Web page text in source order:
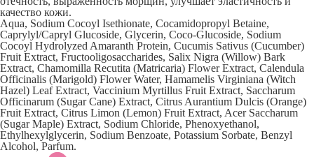
качество кожи.
Aqua, Sodium Cocoyl Isethionate, Cocamidopropyl Betaine,
Caprylyl/Capryl Glucoside, Glycerin, Coco-Glucoside, Sodium
Cocoyl Hydrolyzed Amaranth Protein, Cucumis Sativus (Cucumber)
Fruit Extract, Fructooligosaccharides, Salix Nigra (Willow) Bark
Extract, Chamomilla Recutita (Matricaria) Flower Extract, Calendula
Officinalis (Marigold) Flower Water, Hamamelis Virginiana (Witch
Hazel) Leaf Extract, Vaccinium Myrtillus Fruit Extract, Saccharum
Officinarum (Sugar Cane) Extract, Citrus Aurantium Dulcis (Orange)
Fruit Extract, Citrus Limon (Lemon) Fruit Extract, Acer Saccharum
(Sugar Maple) Extract, Sodium Chloride, Phenoxyethanol,
Ethylhexylglycerin, Sodium Benzoate, Potassium Sorbate, Benzyl
Alcohol, Parfum.